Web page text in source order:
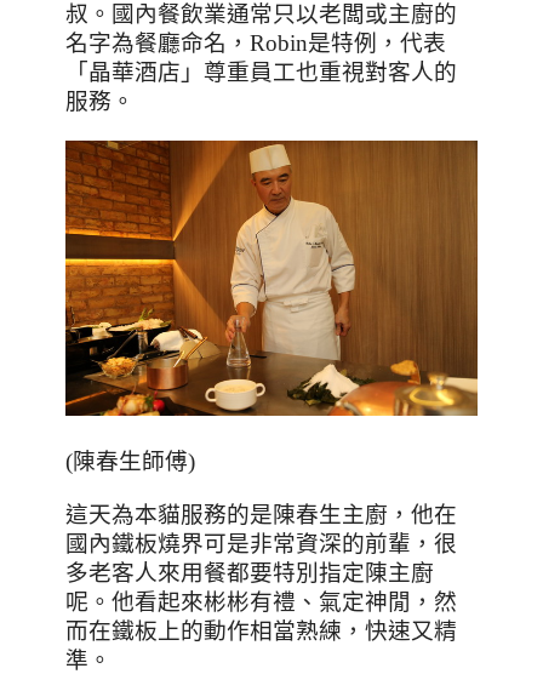
叔。國內餐飲業通常只以老闆或主廚的
名字為餐廳命名， Robin是特例，代表
「晶華酒店」尊重員工也重視對客人的
服務。
(陳春生師傅)
這天為本貓服務的是陳春生主廚，他在
國內鐵板燒界可是非常資深的前輩，很
多老客人來用餐都要特別指定陳主廚
呢。他看起來彬彬有禮、氣定神閒，然
而在鐵板上的動作相當熟練，快速又精
準。